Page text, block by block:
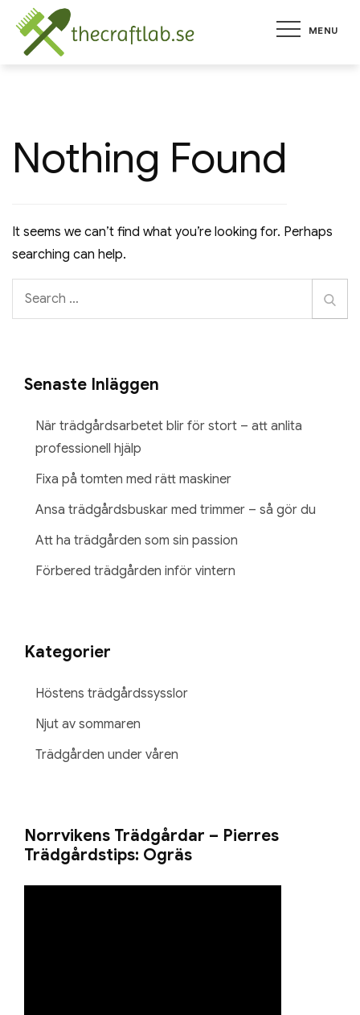
content
MENU
thecraftlab.se
tallt om trädgård
Nothing Found
It seems we can’t find what you’re looking for. Perhaps
searching can help.
Senaste Inläggen
När trädgårdsarbetet blir för stort – att anlita
professionell hjälp
Fixa på tomten med rätt maskiner
Ansa trädgårdsbuskar med trimmer – så gör du
Att ha trädgården som sin passion
Förbered trädgården inför vintern
Kategorier
Höstens trädgårdssysslor
Njut av sommaren
Trädgården under våren
Norrvikens Trädgårdar – Pierres
Trädgårdstips: Ogräs